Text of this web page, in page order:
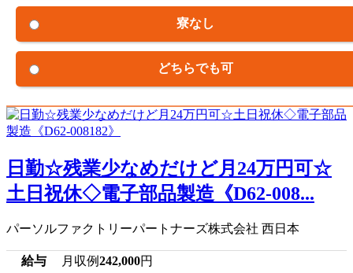
寮なし
どちらでも可
日勤☆残業少なめだけど月24万円可☆
土日祝休◇電子部品製造《D62-008...
パーソルファクトリーパートナーズ株式会社 西日本
給与 月収例242,000円